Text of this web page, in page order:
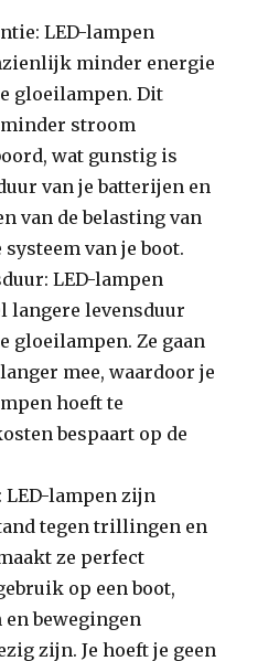
LED-lampen
minder energie
gloeilampen. Dit
stroom
wat gunstig is
van je batterijen en
van de belasting van
van je boot.
LED-lampen
langere levensduur
gloeilampen. Ze gaan
mee, waardoor je
hoeft te
bespaart op de
LED-lampen zijn
tegen trillingen en
ze perfect
op een boot,
bewegingen
zijn. Je hoeft je geen